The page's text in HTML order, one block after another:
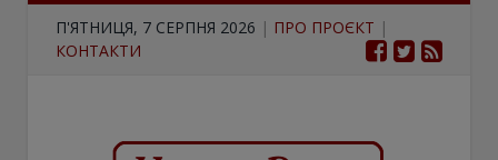
П'ЯТНИЦЯ, 7 СЕРПНЯ 2026 | ПРО ПРОЄКТ |
КОНТАКТИ